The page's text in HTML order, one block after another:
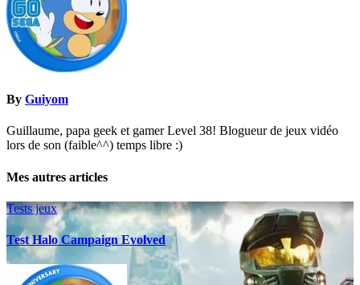
By Guiyom
Guillaume, papa geek et gamer Level 38! Blogueur de jeux vidéo
lors de son (faible^^) temps libre :)
Mes autres articles
Tests jeux
Test Halo Campaign Evolved